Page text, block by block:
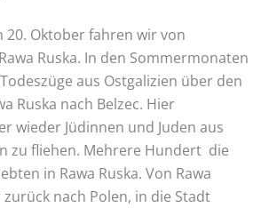
20. Oktober fahren wir von
Ruska. In den Sommermonaten
aus Ostgalizien über den
Ruska nach Belzec. Hier
wieder Jüdinnen und Juden aus
zu fliehen. Mehrere Hundert die
in Rawa Ruska. Von Rawa
nach Polen, in die Stadt